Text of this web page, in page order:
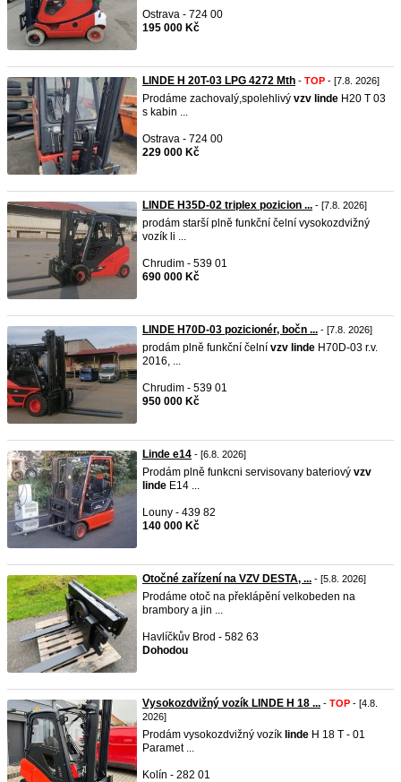
Ostrava - 724 00
195 000 Kč
LINDE H 20T-03 LPG 4272 Mth - TOP - [7.8. 2026]
Prodáme zachovalý,spolehlivý vzv linde H20 T 03
s kabin ...
Ostrava - 724 00
229 000 Kč
LINDE H35D-02 triplex pozicion ... - [7.8. 2026]
prodám starší plně funkční čelní vysokozdvižný
vozík li ...
Chrudim - 539 01
690 000 Kč
LINDE H70D-03 pozicionér, bočn ... - [7.8. 2026]
prodám plně funkční čelní vzv linde H70D-03 r.v.
2016, ...
Chrudim - 539 01
950 000 Kč
Linde e14 - [6.8. 2026]
Prodám plně funkcni servisovany bateriový vzv
linde E14 ...
Louny - 439 82
140 000 Kč
Otočné zařízení na VZV DESTA, ... - [5.8. 2026]
Prodáme otoč na překlápění velkobeden na
brambory a jin ...
Havlíčkův Brod - 582 63
Dohodou
Vysokozdvižný vozík LINDE H 18 ... - TOP - [4.8.
2026]
Prodám vysokozdvižný vozík linde H 18 T - 01
Paramet ...
Kolín - 282 01